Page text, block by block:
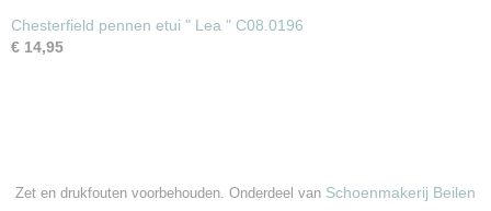
Chesterfield pennen etui " Lea " C08.0196
€ 14,95
Zet en drukfouten voorbehouden. Onderdeel van Schoenmakerij Beilen